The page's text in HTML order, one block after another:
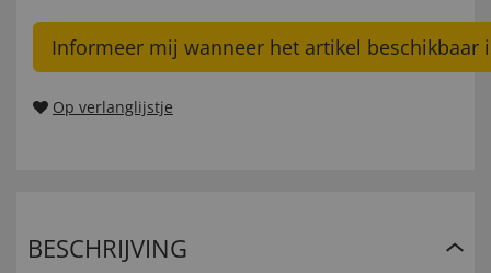
Informeer mij wanneer het artikel beschikbaar
Op verlanglijstje
BESCHRIJVING